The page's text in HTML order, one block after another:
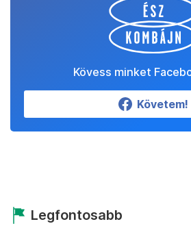
Kövess minket
Követem!
Legfontosabb